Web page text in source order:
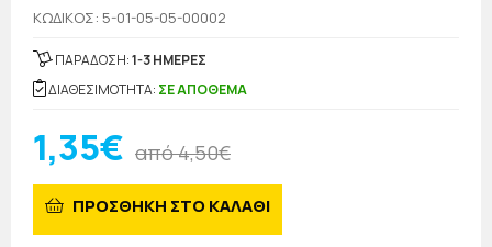
KΩΔΙΚΟΣ: 5-01-05-05-00002
ΠΑΡΑΔΟΣΗ:1-3 ΗΜΕΡΕΣ
ΔΙΑΘΕΣΙΜΟΤΗΤΑ: ΣΕ ΑΠΟΘΕΜΑ
1,35€ από 4,50€
ΠΡΟΣΘΗΚΗ ΣΤΟ ΚΑΛΑΘΙ